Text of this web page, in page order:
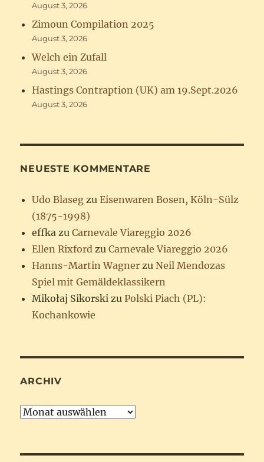
August 3, 2026
Zimoun Compilation 2025
August 3, 2026
Welch ein Zufall
August 3, 2026
Hastings Contraption (UK) am 19.Sept.2026
August 3, 2026
NEUESTE KOMMENTARE
Udo Blaseg zuEisenwaren Bosen, Köln-Sülz
(1875-1998)
effka zuCarnevale Viareggio 2026
Ellen Rixford zuCarnevale Viareggio 2026
Hanns-Martin Wagner zuNeil Mendozas
Spiel mit Gemäldeklassikern
Mikołaj Sikorski zuPolski Piach (PL):
Kochankowie
ARCHIV
Archiv